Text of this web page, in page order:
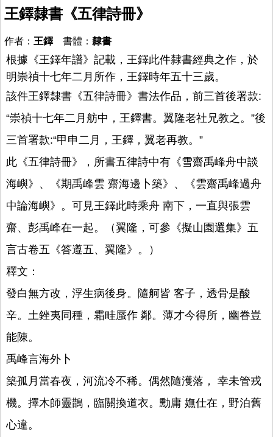
王鐸隸書《五律詩冊》
作者： 王鐸書體： 隸書
根據《王鐸年譜》記載，王鐸此件隸書經典之作，於
明崇禎十七年二月所作，王鐸時年五十三歲。
該件王鐸隸書《五律詩冊》書法作品，前三首後署款:
“崇禎十七年二月舫中，王鐸書。翼隆老社兄教之。”後
三首署款:“甲申二月，王鐸，翼老再教。”
此《五律詩冊》，所書五律詩中有《雪齋禹峰舟中談
海嶼》、《期禹峰雲 齋海邊卜築》、《雲齋禹峰過舟
中論海嶼》。可見王鐸此時乘舟 南下，一直與張雲
齋、彭禹峰在一起。（翼隆，可參《擬山園選集》五
言古卷五《答遵五、翼隆》。）
釋文：
發白無方改，浮生病後身。隨舸皆 客子，透骨是酸
辛。土銼夷同種，霜畦蜃作 鄰。薄才今得所，幽眷豈
能陳。
禹峰言海外卜
築孤月當春夜，河流冷不稀。偶然隨濩落， 幸未管戎
機。擇木師靈鵲，臨關換道衣。勳庸 嫵仕在，野泊舊
心違。